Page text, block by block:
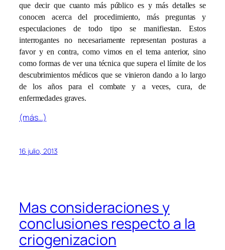
que decir que cuanto más público es y más detalles se
conocen acerca del procedimiento, más preguntas y
especulaciones de todo tipo se manifiestan. Estos
interrogantes no necesariamente representan posturas a
favor y en contra, como vimos en el tema anterior, sino
como formas de ver una técnica que supera el límite de los
descubrimientos médicos que se vinieron dando a lo largo
de los años para el combate y a veces, cura, de
enfermedades graves.
(más…)
16 julio, 2013
Mas consideraciones y
conclusiones respecto a la
criogenizacion